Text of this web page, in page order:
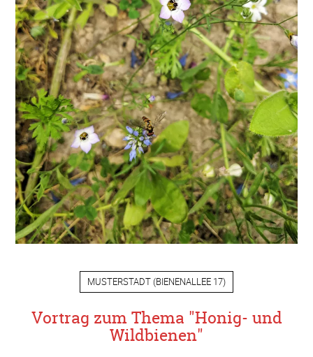
MUSTERSTADT (BIENENALLEE 17)
Vortrag zum Thema "Honig- und
Wildbienen"